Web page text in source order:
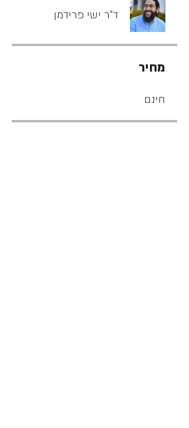
ד"ר ישי פרידמן
מחיר
חינם